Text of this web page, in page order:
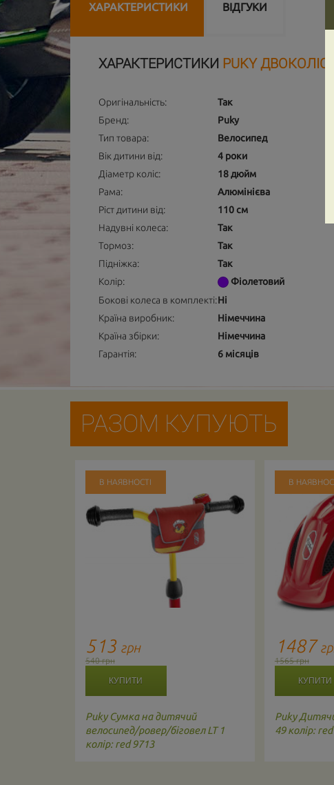
ХАРАКТЕРИСТИКИ ВІДГУКИ
ХАРАКТЕРИСТИКИ PUKY
Оригінальність:
Так
Бренд:
Puky
Тип товара:
Велосипед
Вік дитини від:
4 роки
Діаметр коліс:
18 дюйм
Рама:
Алюмінієва
Ріст дитини від:
110 см
Надувні колеса:
Так
Тормоз:
Так
Підніжка:
Так
Колір:
Фіолетовий
Бокові колеса в комплекті:Ні
Країна виробник:
Німеччина
Країна збірки:
Німеччина
Гарантія:
6 місяців
РАЗОМ КУПУЮТЬ
В НАЯВНОСТІ
513 грн
540 грн
Puky Сумка на дитячий
велосипед/ровер/біговел LT 1
колір: red 9713
В
1487
1565 грн
Puky
49 колір: